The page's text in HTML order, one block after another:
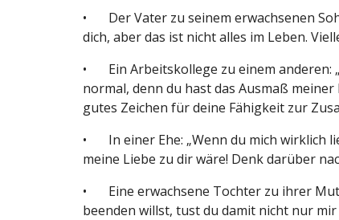
•
Der Vater zu seinem erwachsenen
dich, aber das ist nicht alles im Leben.
•
Ein Arbeitskollege zu einem anderen:
normal, denn du hast das Ausmaß
gutes Zeichen für deine Fähigkeit zur
•
In einer Ehe: „Wenn du mich wirklich
meine Liebe zu dir wäre! Denk darüber
•
Eine erwachsene Tochter zu ihrer
beenden willst, tust du damit nicht nur